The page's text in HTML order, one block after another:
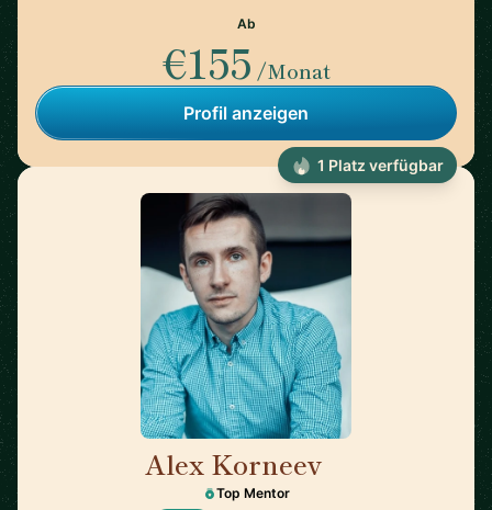
Ab
€155 /Monat
Profil anzeigen
Alex Korneev
Top Mentor
1 Platz verfügbar